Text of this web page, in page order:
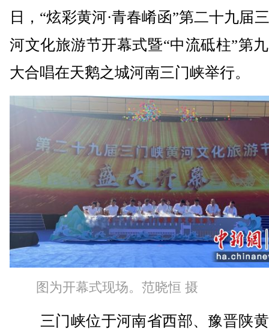
日，“炫彩黄河·青春崤函”第二十九届
河文化旅游节开幕式暨“中流砥柱”第
大合唱在天鹅之城河南三门峡举行。
图为开幕式现场。范晓恒 摄
三门峡位于河南省西部、豫晋陕